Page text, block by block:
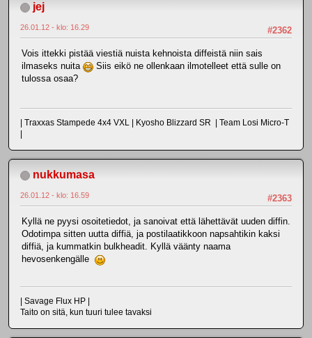
jej
#2362
26.01.12 - klo: 16.29
Vois ittekki pistää viestiä nuista kehnoista diffeistä niin sais
ilmaseks nuita
Siis eikö ne ollenkaan ilmotelleet että sulle on
tulossa osaa?
| Traxxas Stampede 4x4 VXL | Kyosho Blizzard SR | Team Losi Micro-T
nukkumasa
#2363
26.01.12 - klo: 16.59
Kyllä ne pyysi osoitetiedot, ja sanoivat että lähettävät uuden diffin.
Odotimpa sitten uutta diffiä, ja postilaatikkoon napsahtikin kaksi
diffiä, ja kummatkin bulkheadit. Kyllä väänty naama
hevosenkengälle
| Savage Flux HP |
Taito on sitä, kun tuuri tulee tavaksi